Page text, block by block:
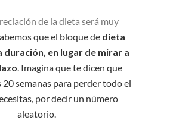
de la dieta será muy
que el bloque de dieta
duración, en lugar de mirar a
. Imagina que te dicen que
20 semanas para perder todo el
por decir un número
aleatorio.